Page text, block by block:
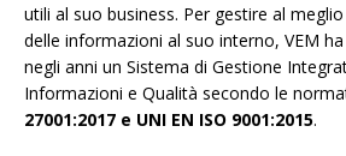
utili al suo business. Per gestire al
delle informazioni al suo interno, VEM
negli anni un Sistema di Gestione
Informazioni e Qualità secondo le
27001:2017 e UNI EN ISO 9001:2015.